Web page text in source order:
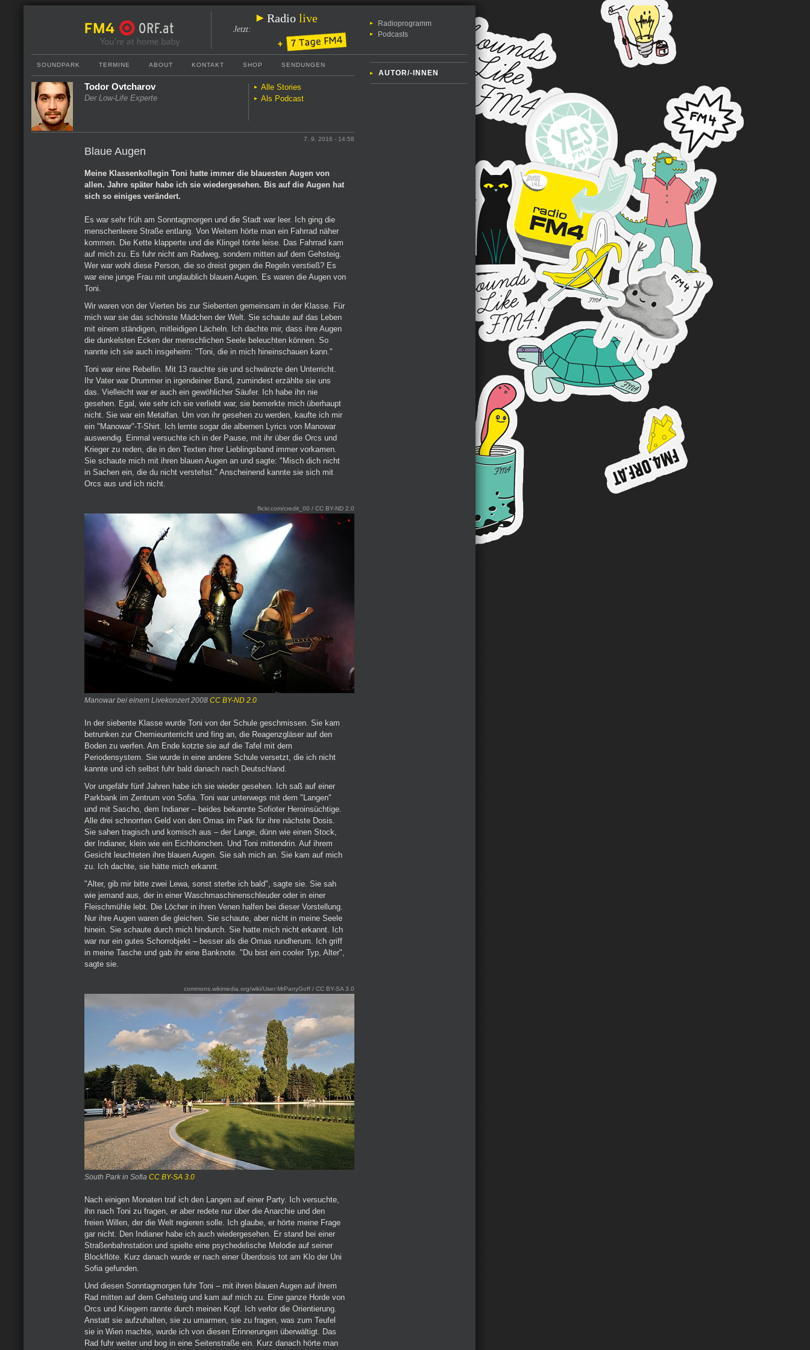
Radio live
Jetzt:
Radioprogramm
Podcasts
AUTOR/-INNEN
SOUNDPARK TERMINE ABOUT KONTAKT SHOP SENDUNGEN
Todor Ovtcharov
Der Low-Life Experte
Alle Stories
Als Podcast
7. 9. 2016 - 14:58
Blaue Augen
Meine Klassenkollegin Toni hatte immer die blauesten Augen von
allen. Jahre später habe ich sie wiedergesehen. Bis auf die Augen hat
sich so einiges verändert.
Es war sehr früh am Sonntagmorgen und die Stadt war leer. Ich ging die
menschenleere Straße entlang. Von Weitem hörte man ein Fahrrad näher
kommen. Die Kette klapperte und die Klingel tönte leise. Das Fahrrad kam
auf mich zu. Es fuhr nicht am Radweg, sondern mitten auf dem Gehsteig.
Wer war wohl diese Person, die so dreist gegen die Regeln verstieß? Es
war eine junge Frau mit unglaublich blauen Augen. Es waren die Augen von
Toni.
Wir waren von der Vierten bis zur Siebenten gemeinsam in der Klasse. Für
mich war sie das schönste Mädchen der Welt. Sie schaute auf das Leben
mit einem ständigen, mitleidigen Lächeln. Ich dachte mir, dass ihre Augen
die dunkelsten Ecken der menschlichen Seele beleuchten können. So
nannte ich sie auch insgeheim: "Toni, die in mich hineinschauen kann."
Toni war eine Rebellin. Mit 13 rauchte sie und schwänzte den Unterricht.
Ihr Vater war Drummer in irgendeiner Band, zumindest erzählte sie uns
das. Vielleicht war er auch ein gewöhlicher Säufer. Ich habe ihn nie
gesehen. Egal, wie sehr ich sie verliebt war, sie bemerkte mich überhaupt
nicht. Sie war ein Metalfan. Um von ihr gesehen zu werden, kaufte ich mir
ein "Manowar"-T-Shirt. Ich lernte sogar die albernen Lyrics von Manowar
auswendig. Einmal versuchte ich in der Pause, mit ihr über die Orcs und
Krieger zu reden, die in den Texten ihrer Lieblingsband immer vorkamen.
Sie schaute mich mit ihren blauen Augen an und sagte: "Misch dich nicht
in Sachen ein, die du nicht verstehst." Anscheinend kannte sie sich mit
Orcs aus und ich nicht.
flickr.com/credit_00 / CC BY-ND 2.0
Manowar bei einem Livekonzert 2008 CC BY-ND 2.0
In der siebente Klasse wurde Toni von der Schule geschmissen. Sie kam
betrunken zur Chemieunterricht und fing an, die Reagenzgläser auf den
Boden zu werfen. Am Ende kotzte sie auf die Tafel mit dem
Periodensystem. Sie wurde in eine andere Schule versetzt, die ich nicht
kannte und ich selbst fuhr bald danach nach Deutschland.
Vor ungefähr fünf Jahren habe ich sie wieder gesehen. Ich saß auf einer
Parkbank im Zentrum von Sofia. Toni war unterwegs mit dem "Langen"
und mit Sascho, dem Indianer – beides bekannte Sofioter Heroinsüchtige.
Alle drei schnorrten Geld von den Omas im Park für ihre nächste Dosis.
Sie sahen tragisch und komisch aus – der Lange, dünn wie einen Stock,
der Indianer, klein wie ein Eichhörnchen. Und Toni mittendrin. Auf ihrem
Gesicht leuchteten ihre blauen Augen. Sie sah mich an. Sie kam auf mich
zu. Ich dachte, sie hätte mich erkannt.
"Alter, gib mir bitte zwei Lewa, sonst sterbe ich bald", sagte sie. Sie sah
wie jemand aus, der in einer Waschmaschinenschleuder oder in einer
Fleischmühle lebt. Die Löcher in ihren Venen halfen bei dieser Vorstellung.
Nur ihre Augen waren die gleichen. Sie schaute, aber nicht in meine Seele
hinein. Sie schaute durch mich hindurch. Sie hatte mich nicht erkannt. Ich
war nur ein gutes Schorrobjekt – besser als die Omas rundherum. Ich griff
in meine Tasche und gab ihr eine Banknote. "Du bist ein cooler Typ, Alter",
sagte sie.
commons.wikimedia.org/wiki/User:MrPanyGoff / CC BY-SA 3.0
South Park in Sofia CC BY-SA 3.0
Nach einigen Monaten traf ich den Langen auf einer Party. Ich versuchte,
ihn nach Toni zu fragen, er aber redete nur über die Anarchie und den
freien Willen, der die Welt regieren solle. Ich glaube, er hörte meine Frage
gar nicht. Den Indianer habe ich auch wiedergesehen. Er stand bei einer
Straßenbahnstation und spielte eine psychedelische Melodie auf seiner
Blockflöte. Kurz danach wurde er nach einer Überdosis tot am Klo der Uni
Sofia gefunden.
Und diesen Sonntagmorgen fuhr Toni – mit ihren blauen Augen auf ihrem
Rad mitten auf dem Gehsteig und kam auf mich zu. Eine ganze Horde von
Orcs und Kriegern rannte durch meinen Kopf. Ich verlor die Orientierung.
Anstatt sie aufzuhalten, sie zu umarmen, sie zu fragen, was zum Teufel
sie in Wien machte, wurde ich von diesen Erinnerungen überwältigt. Das
Rad fuhr weiter und bog in eine Seitenstraße ein. Kurz danach hörte man